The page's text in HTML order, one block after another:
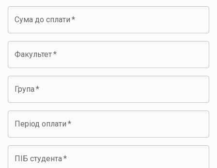
Сума до сплати *
Факультет*
Група*
Період оплати *
ПІБ студента*